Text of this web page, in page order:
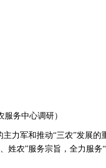
务中心调研）
力军和推动“三农”发展的
姓农”服务宗旨，全力服务